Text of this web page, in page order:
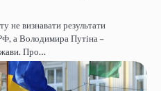
не визнавати результати
а Володимира Путіна –
Про…